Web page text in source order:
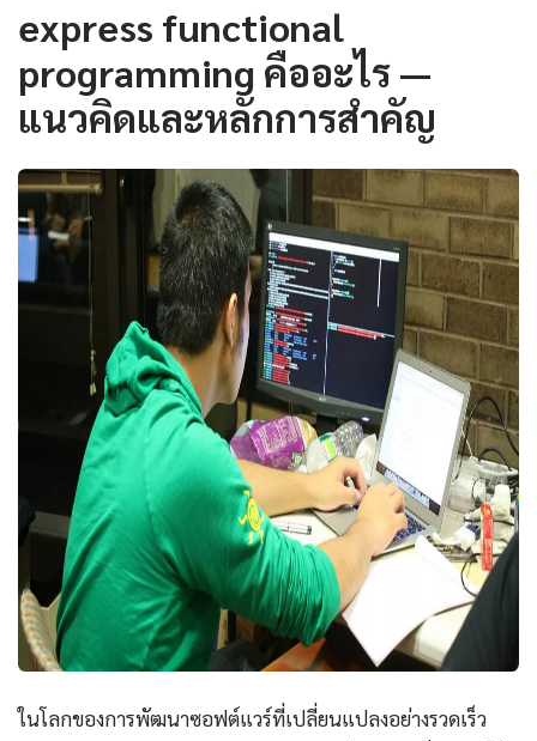
express functional
programming คืออะไร —
แนวคิดและหลักการสำคัญ
ในโลกของการพัฒนาซอฟต์แวร์ที่เปลี่ยนแปลงอย่างรวดเร็ว